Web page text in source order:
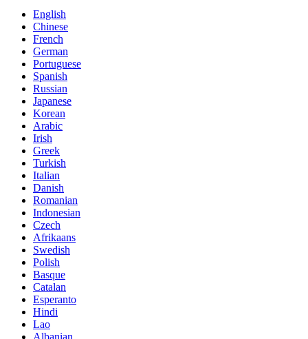
English
Chinese
French
German
Portuguese
Spanish
Russian
Japanese
Korean
Arabic
Irish
Greek
Turkish
Italian
Danish
Romanian
Indonesian
Czech
Afrikaans
Swedish
Polish
Basque
Catalan
Esperanto
Hindi
Lao